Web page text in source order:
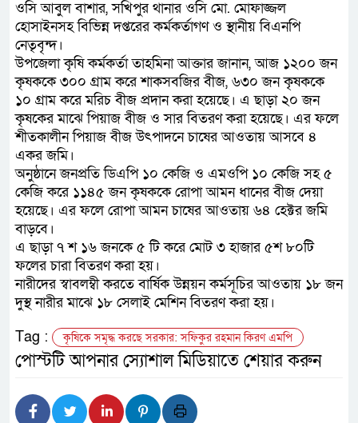
ওসি আবুল বাশার, সখিপুর থানার ওসি মো. মোফাজ্জল
হোসাইনসহ বিভিন্ন দপ্তরের কর্মকর্তাগণ ও স্থানীয় বিএনপি
নেতৃবৃন্দ।
উপজেলা কৃষি কর্মকর্তা তাহমিনা আক্তার জানান, আজ ১২০০ জন
কৃষককে ৩০০ গ্রাম করে শাকসবজির বীজ, ৬৩০ জন কৃষককে
১০ গ্রাম করে মরিচ বীজ প্রদান করা হয়েছে। এ ছাড়া ২০ জন
কৃষকের মাঝে পিয়াজ বীজ ও সার বিতরণ করা হয়েছে। এর ফলে
শীতকালীন পিয়াজ বীজ উৎপাদনে চাষের আওতায় আসবে ৪
একর জমি।
অনুষ্ঠানে জনপ্রতি ডিএপি ১০ কেজি ও এমওপি ১০ কেজি সহ ৫
কেজি করে ১১৪৫ জন কৃষককে রোপা আমন ধানের বীজ দেয়া
হয়েছে। এর ফলে রোপা আমন চাষের আওতায় ৬৪ হেক্টর জমি
বাড়বে।
এ ছাড়া ৭ শ ১৬ জনকে ৫ টি করে মোট ৩ হাজার ৫শ ৮০টি
ফলের চারা বিতরণ করা হয়।
নারীদের স্বাবলম্বী করতে বার্ষিক উন্নয়ন কর্মসূচির আওতায় ১৮ জন
দুস্থ নারীর মাঝে ১৮ সেলাই মেশিন বিতরণ করা হয়।
Tag :
কৃষিকে সমৃদ্ধ করছে সরকার: সফিকুর রহমান কিরণ এমপি
পোস্টটি আপনার স্যোশাল মিডিয়াতে শেয়ার করুন